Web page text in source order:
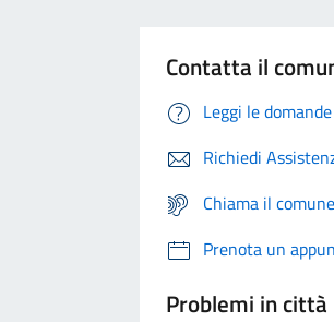
Contatta il
Leggi le
Richiedi
Chiama il
Prenota un
Problemi in città